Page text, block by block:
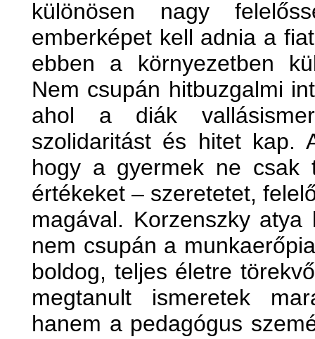
különösen nagy
emberképet kell adnia a
ebben a környezetben
Nem csupán hitbuzgalmi
ahol a diák
szolidaritást és hitet kap.
hogy a gyermek ne csak
értékeket – szeretetet,
magával. Korzenszky
nem csupán a
boldog, teljes életre
megtanult ismeretek
hanem a pedagógus